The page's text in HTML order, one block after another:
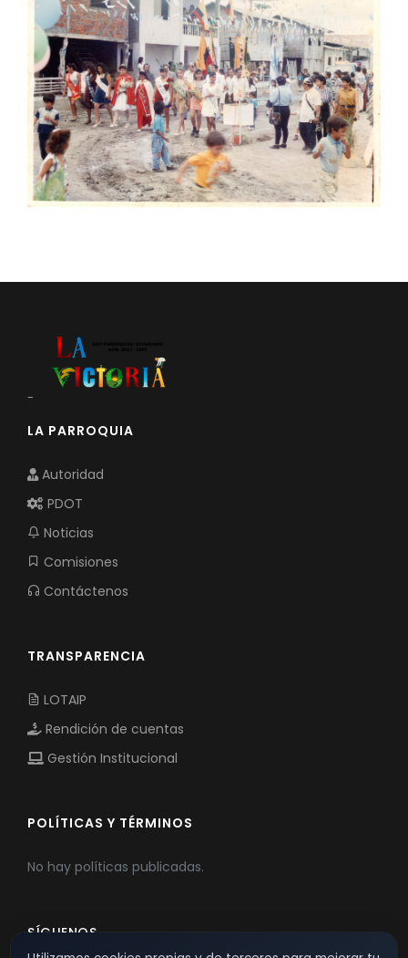
Procesos de contratación
Ejecución Presupuestaria
Obras y proyectos
-
LA PARROQUIA
Autoridad
PDOT
Noticias
Comisiones
Contáctenos
TRANSPARENCIA
LOTAIP
Rendición de cuentas
Gestión Institucional
POLÍTICAS Y TÉRMINOS
No hay políticas publicadas.
SÍGUENOS